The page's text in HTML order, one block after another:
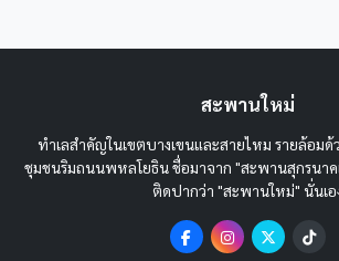
สะพานใหม่
ทำเลสำคัญในเขตบางเขนและสายไหม รายล้อมด้
ชุมชนริมถนนพหลโยธิน ชื่อมาจาก "สะพานสุกรนาค
ติดปากว่า "สะพานใหม่" นั่นเอ